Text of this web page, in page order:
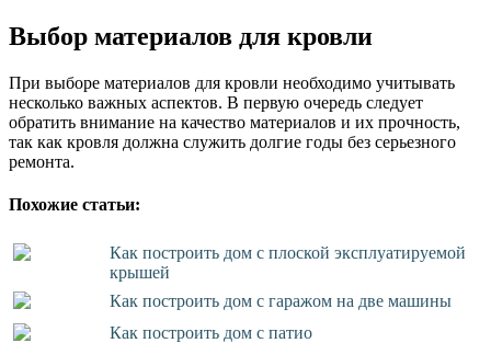
Выбор материалов для кровли
При выборе материалов для кровли необходимо учитывать
несколько важных аспектов. В первую очередь следует
обратить внимание на качество материалов и их прочность,
так как кровля должна служить долгие годы без серьезного
ремонта.
Похожие статьи:
Как построить дом с плоской эксплуатируемой
крышей
Как построить дом с гаражом на две машины
Как построить дом с патио